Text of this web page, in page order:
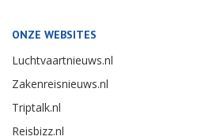
ONZE WEBSITES
Luchtvaartnieuws.nl
Zakenreisnieuws.nl
Triptalk.nl
Reisbizz.nl